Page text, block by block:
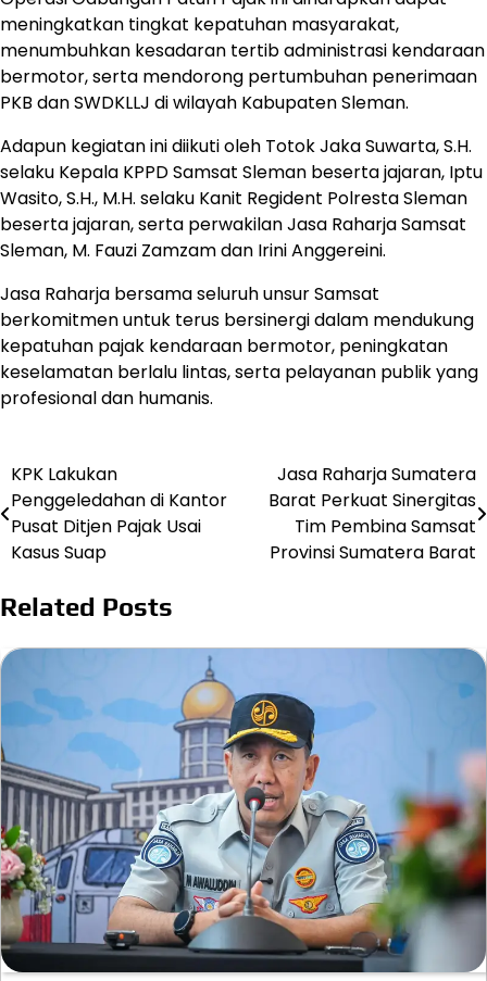
meningkatkan tingkat kepatuhan masyarakat,
menumbuhkan kesadaran tertib administrasi kendaraan
bermotor, serta mendorong pertumbuhan penerimaan
PKB dan SWDKLLJ di wilayah Kabupaten Sleman.
Adapun kegiatan ini diikuti oleh Totok Jaka Suwarta, S.H.
selaku Kepala KPPD Samsat Sleman beserta jajaran, Iptu
Wasito, S.H., M.H. selaku Kanit Regident Polresta Sleman
beserta jajaran, serta perwakilan Jasa Raharja Samsat
Sleman, M. Fauzi Zamzam dan Irini Anggereini.
Jasa Raharja bersama seluruh unsur Samsat
berkomitmen untuk terus bersinergi dalam mendukung
kepatuhan pajak kendaraan bermotor, peningkatan
keselamatan berlalu lintas, serta pelayanan publik yang
profesional dan humanis.
Post
navigation
KPK Lakukan
Penggeledahan di Kantor
Pusat Ditjen Pajak Usai
Kasus Suap
Jasa Raharja Sumatera
Barat Perkuat Sinergitas
Tim Pembina Samsat
Provinsi Sumatera Barat
Related Posts